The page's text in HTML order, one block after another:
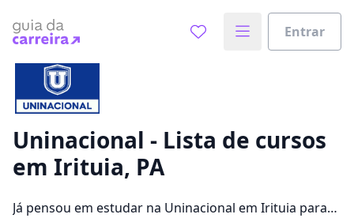
Entrar
Vamos te guiar no caminho ideal para seus estudos
Uninacional - Lista de cursos
em Irituia, PA
Já pensou em estudar na Uninacional em Irituia para